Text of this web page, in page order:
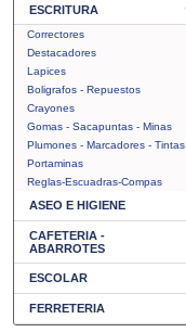
ESCRITURA
Correctores
Destacadores
Lapices
Boligrafos - Repuestos
Crayones
Gomas - Sacapuntas - Minas
Plumones - Marcadores - Tintas
Portaminas
Reglas-Escuadras-Compas
ASEO E HIGIENE
CAFETERIA -
ABARROTES
ESCOLAR
FERRETERIA